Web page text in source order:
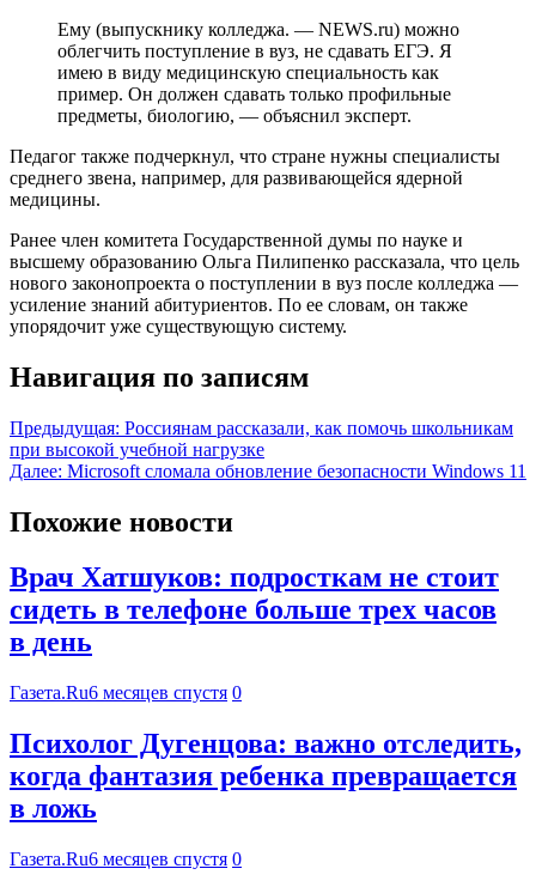
Ему (выпускнику колледжа. — NEWS.ru) можно
облегчить поступление в вуз, не сдавать ЕГЭ. Я
имею в виду медицинскую специальность как
пример. Он должен сдавать только профильные
предметы, биологию, — объяснил эксперт.
Педагог также подчеркнул, что стране нужны специалисты
среднего звена, например, для развивающейся ядерной
медицины.
Ранее член комитета Государственной думы по науке и
высшему образованию Ольга Пилипенко рассказала, что цель
нового законопроекта о поступлении в вуз после колледжа —
усиление знаний абитуриентов. По ее словам, он также
упорядочит уже существующую систему.
Навигация по записям
Предыдущая: Россиянам рассказали, как помочь школьникам
при высокой учебной нагрузке
Далее: Microsoft сломала обновление безопасности Windows 11
Похожие новости
Врач Хатшуков: подросткам не стоит
сидеть в телефоне больше трех часов
в день
Газета.Ru6 месяцев спустя 0
Психолог Дугенцова: важно отследить,
когда фантазия ребенка превращается
в ложь
Газета.Ru6 месяцев спустя 0